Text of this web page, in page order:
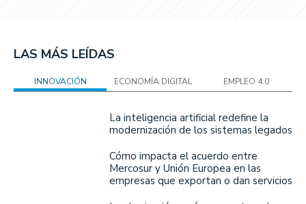
LAS MÁS LEÍDAS
INNOVACIÓN ECONOMÍA DIGITAL EMPLEO 4.0
La inteligencia artificial redefine la
modernización de los sistemas legados
Cómo impacta el acuerdo entre
Mercosur y Unión Europea en las
empresas que exportan o dan servicios